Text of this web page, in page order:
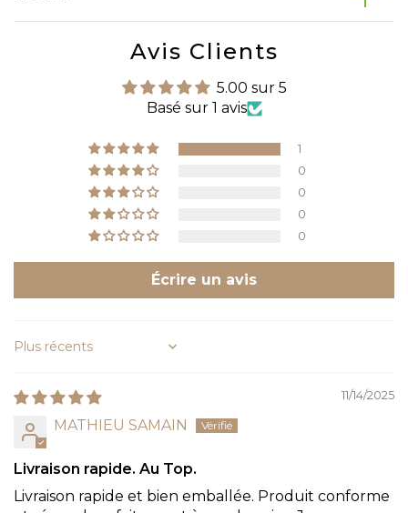
Avis Clients
5.00 sur 5
Basé sur 1 avis
1
0
0
0
0
Écrire un avis
Sort by
11/14/2025
MATHIEU SAMAIN
Livraison rapide. Au Top.
Livraison rapide et bien emballée. Produit conforme